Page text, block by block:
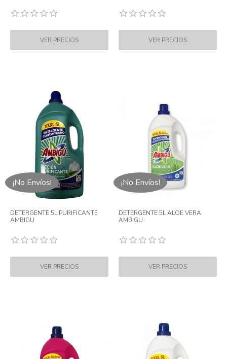
¡No Envíos!
DETERGENTE 5L PURIFICANTE
AMBIGU
¡No Envíos!
DETERGENTE 5L ALOE VERA
AMBIGU